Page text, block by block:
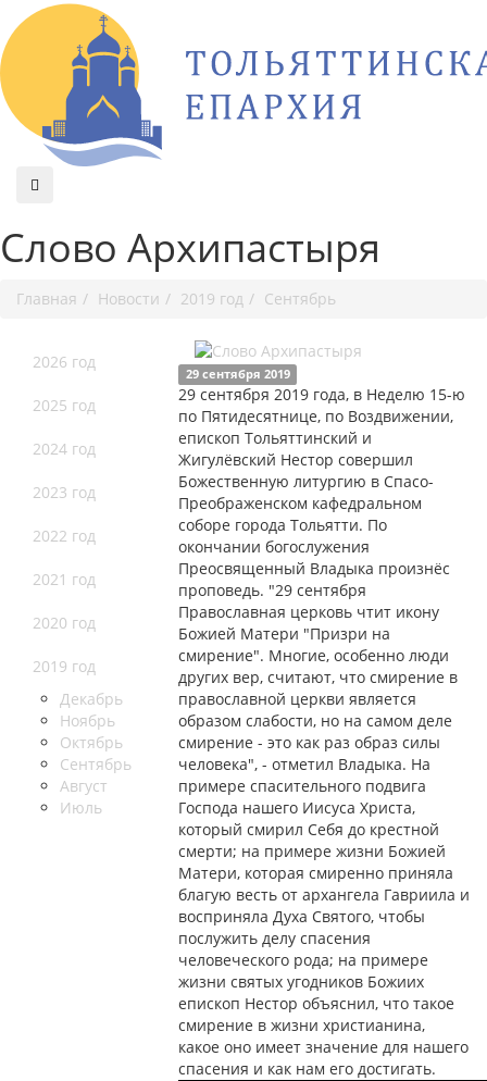
Слово Архипастыря
Главная Новости 2019 год Сентябрь
2026 год
2025 год
2024 год
2023 год
2022 год
2021 год
2020 год
2019 год
Декабрь
Ноябрь
Октябрь
Сентябрь
Август
Июль
29 сентября 2019
29 сентября 2019 года, в Неделю 15-ю
по Пятидесятнице, по Воздвижении,
епископ Тольяттинский и
Жигулёвский Нестор совершил
Божественную литургию в Спасо-
Преображенском кафедральном
соборе города Тольятти. По
окончании богослужения
Преосвященный Владыка произнёс
проповедь. "29 сентября
Православная церковь чтит икону
Божией Матери "Призри на
смирение". Многие, особенно люди
других вер, считают, что смирение в
православной церкви является
образом слабости, но на самом деле
смирение - это как раз образ силы
человека", - отметил Владыка. На
примере спасительного подвига
Господа нашего Иисуса Христа,
который смирил Себя до крестной
смерти; на примере жизни Божией
Матери, которая смиренно приняла
благую весть от архангела Гавриила и
восприняла Духа Святого, чтобы
послужить делу спасения
человеческого рода; на примере
жизни святых угодников Божиих
епископ Нестор объяснил, что такое
смирение в жизни христианина,
какое оно имеет значение для нашего
спасения и как нам его достигать.